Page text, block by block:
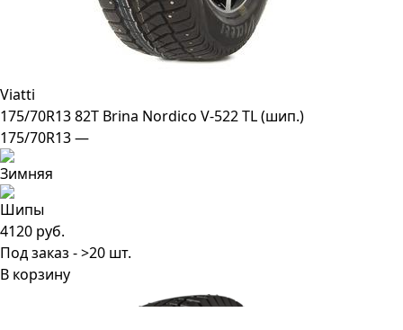
Viatti
175/70R13 82T Brina Nordico V-522 TL (шип.)
175/70R13 —
4120 руб.
Под заказ - >20 шт.
В корзину